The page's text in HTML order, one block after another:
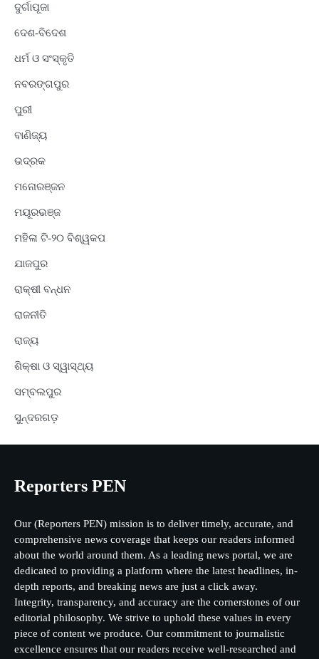
ଦୁର୍ଗାପୂଜା
ଦେଶ-ବିଦେଶ
ଧର୍ମ ଓ ସଂସ୍କୃତି
ନବରଙ୍ଗପୁର
ପୁରୀ
ବାଣିଜ୍ୟ
ଭଦ୍ରକ
ମନୋରଞ୍ଜନ
ମୟୂରଭଞ୍ଜ
ମହିଳା ଟି-୨୦ ବିଶ୍ୱକପ
ଯାଜପୁର
ରାକ୍ଷୀ ବନ୍ଧନ
ରାଜନୀତି
ରାଜ୍ୟ
ଶିକ୍ଷା ଓ ସ୍ୱାସ୍ଥ୍ୟ
ସମ୍ବଲପୁର
ସୁନ୍ଦରଗଡ଼
Reporters PEN
Our (Reporters PEN) mission is to deliver timely, accurate, and
comprehensive news coverage that keeps our readers informed
about the world around them. As a leading news portal, we are
dedicated to providing a platform where the latest headlines, in-
depth reports, and breaking news are just a click away.
Integrity, transparency, and accuracy are the cornerstones of our
editorial philosophy. We strive to uphold these values in every
piece of content we produce. Our commitment to journalistic
excellence ensures that our readers receive well-researched and